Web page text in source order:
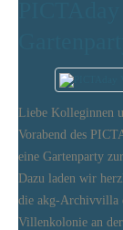
Liebe Kolleginnen
Vorabend des
eine Gartenparty
Dazu laden wir
die akg-Archivvilla
Villenkolonie an